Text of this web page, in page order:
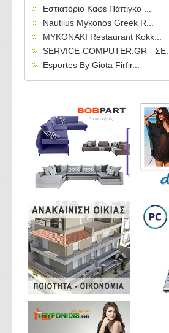
Εστιατόριο Καφέ Πάπιγκο ...
Nautilus Mykonos Greek R...
MYKONAKI Restaurant Kokk...
SERVICE-COMPUTER.GR - ΣΕ...
Esportes By Giota Firfir...